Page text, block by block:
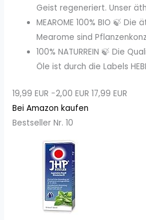
Geist regeneriert. Unser
MEAROME 100% BIO 🍃
Mearome sind
100% NATURREIN 🍃 Die
Öle ist durch die Labels
19,99 EUR −2,00 EUR 17,99 EUR
Bei Amazon kaufen
Bestseller Nr. 10